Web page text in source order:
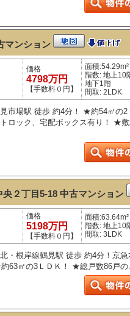
マンション
価格
4798万円
【手数料０円】
面積:54.29m²
階数: 地上10
地下1階
間取: 2LDK
市場駅 徒歩 約4分！ ★約54㎡の
ロック、宅配ボックス有り！ ★
央２丁目5-18 中古マンション
価格
5198万円
【手数料０円】
面積:63.64m²
階数: 地上10
間取: 3LDK
・根岸線鶴見駅 徒歩 約4分！京急
63㎡の3ＬＤＫ！ ★総戸数86戸の